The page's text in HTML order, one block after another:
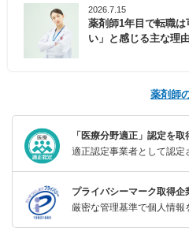
2026.7.15
薬剤師1年目で転職
い」と感じる主な理
薬剤師
「医療分野適正」認定を取
適正認定事業者として認定
プライバシーマーク取得企
厳密な管理基準で個人情報